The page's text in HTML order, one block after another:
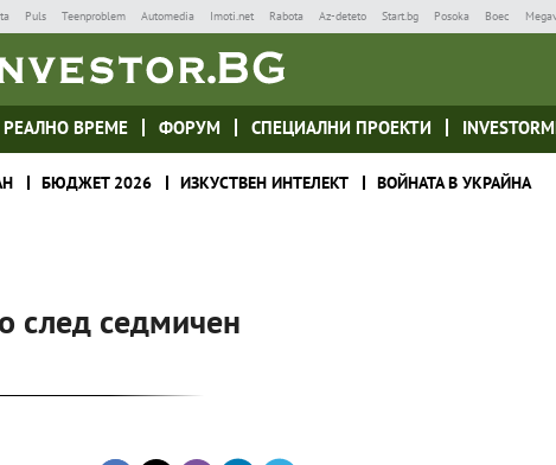
Puls Teenproblem Automedia Imoti.net Rabota Az-deteto Start.bg Posoka Boec
ВРЕМЕ ФОРУМ СПЕЦИАЛНИ ПРОЕКТИ
БЮДЖЕТ 2026 ИЗКУСТВЕН ИНТЕЛЕКТ ВОЙНАТА В УКРАЙНА
след седмичен